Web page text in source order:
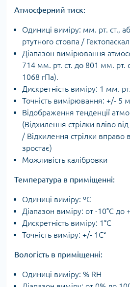
Атмосферний тиск:
Одиниці виміру: мм. рт. ст.,
ртутного стовпа /
Діапазон вимірювання
714 мм. рт. ст. до 801 мм. рт.
1068 гПа).
Дискретність виміру: 1 мм.
Точність вимірювання: +/- 5
Відображення тенденції
(Відхилення стрілки вліво
/ Відхилення стрілки вправо
зростає)
Можливість калібровки
Температура в приміщенні:
Одиниці виміру: ºС
Діапазон виміру: от -10°C до
Дискретність виміру: 1°C
Точність виміру: +/- 1C°
Вологість в приміщенні:
Одиниці виміру: % RH